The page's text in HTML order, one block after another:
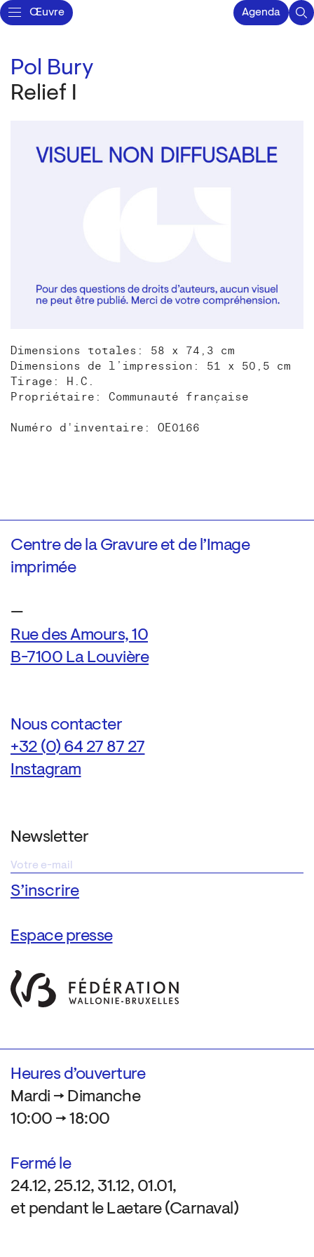
Œuvre Agenda
Pol Bury
Relief I
Dimensions totales: 58 x 74,3 cm
Dimensions de l’impression: 51 x 50,5 cm
Tirage: H.C.
Propriétaire: Communauté française
Numéro d'inventaire: OE0166
Centre de la Gravure et de l’Image
imprimée
—
Rue des Amours, 10
B-7100 La Louvière
Nous contacter
+32 (0) 64 27 87 27
Instagram
Newsletter
Espace presse
Heures d’ouverture
Mardi → Dimanche
10:00 → 18:00
Fermé le
24.12, 25.12, 31.12, 01.01,
et pendant le Laetare (Carnaval)